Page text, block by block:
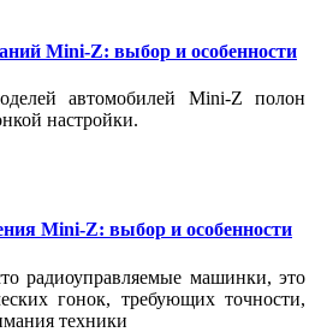
Mini-Z: выбор и особенности
автомобилей Mini-Z полон
настройки.
Mini-Z: выбор и особенности
радиоуправляемые машинки, это
гонок, требующих точности,
техники